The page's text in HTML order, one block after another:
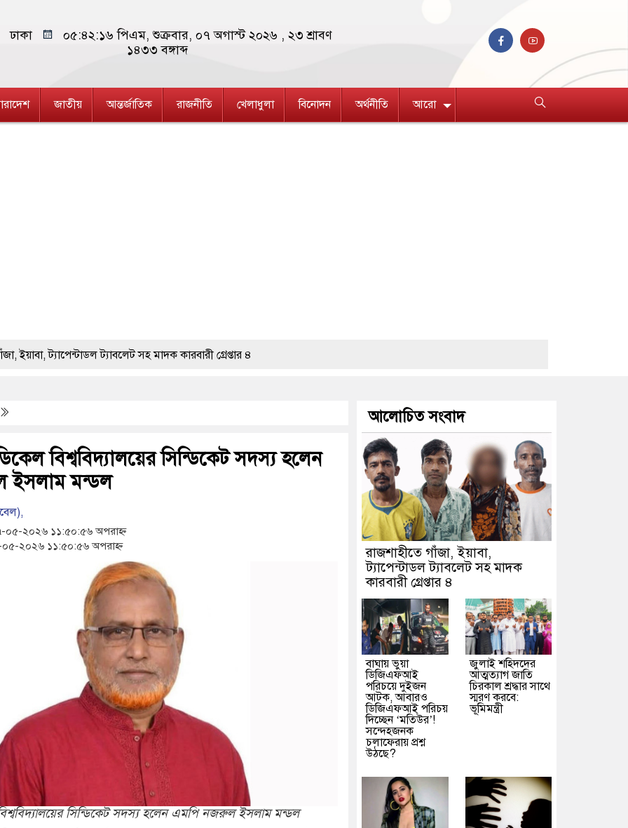
ঢাকা ০৫:৪২:১৭ পিএম, শুক্রবার, ০৭ অগাস্ট ২০২৬ , ২৩ শ্রাবণ
১৪৩৩ বঙ্গাব্দ
জাতীয় আন্তর্জাতিক রাজনীতি খেলাধুলা বিনোদন অর্থনীতি আরো
ট্যাবলেট সহ মাদক কারবারী গ্রেপ্তার ৪
কর্মসূচির উদ্বোধন
চলাফেরায় প্রশ্ন উঠছে?
স্ক্যাফসহ নারী মাদক কারবারি গ্রেপ্তার
সমাপ্ত
পৃথক অভিযানে মাদক কারবারী গ্রেপ্তার, ৬
বন্ধের দাবিতে রাজশাহীতে মানববন্ধন
বন্যায় মৃত বেড়ে ৯৫, ক্ষতিগ্রস্ত ১১ লাখ মানুষ
বিশ্ববিদ্যালয়ের সিন্ডিকেট সদস্য হলেন
ইসলাম মন্ডল
২০২৬ ১১:৫০:৫৬ অপরাহ্ন
২০২৬ ১১:৫০:৫৬ অপরাহ্ন
সিন্ডিকেট সদস্য হলেন এমপি নজরুল ইসলাম মন্ডল
আলোচিত সংবাদ
রাজশাহীতে গাঁজা, ইয়াবা,
ট্যাপেন্টাডল ট্যাবলেট সহ মাদক
কারবারী গ্রেপ্তার ৪
বাঘায় ভুয়া
ডিজিএফআই
পরিচয়ে দুইজন
আটক, আবারও
ডিজিএফআই পরিচয়
দিচ্ছেন ‘মতিউর’!
সন্দেহজনক
চলাফেরায় প্রশ্ন
উঠছে?
জুলাই শহিদদের
আত্মত্যাগ জাতি
চিরকাল শ্রদ্ধার সাথে
স্মরণ করবে:
ভূমিমন্ত্রী